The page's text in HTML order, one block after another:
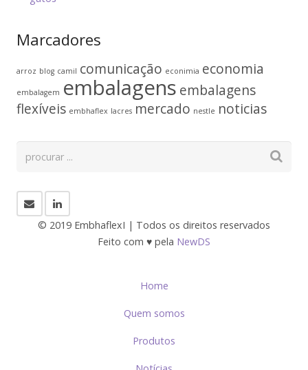
Marcadores
arroz blog camil comunicação econimia economia
embalagem embalagens embalagens
flexíveis embhaflex lacres mercado nestle noticias
© 2019 EmbhaflexI | Todos os direitos reservados
Feito com ♥ pela NewDS
Home
Quem somos
Produtos